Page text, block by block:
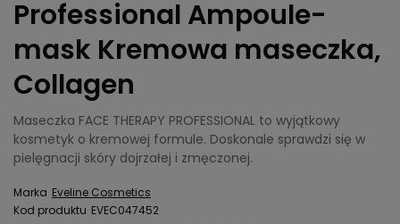
Professional Ampoule-
mask Kremowa maseczka,
Collagen
Maseczka FACE THERAPY PROFESSIONAL to wyjątkowy
kosmetyk o kremowej formule. Doskonale sprawdzi się w
pielęgnacji skóry dojrzałej i zmęczonej.
Marka Eveline Cosmetics
Kod produktu EVEC047452